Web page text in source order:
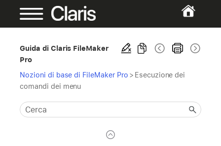
Guida di Claris FileMaker
Pro
Nozioni di base di FileMaker Pro > Esecuzione dei
comandi dei menu